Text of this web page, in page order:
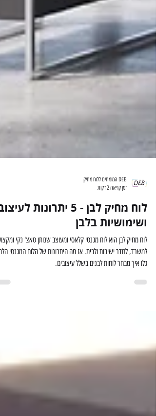
זמן קריאה 2 דקות
לוח מחיק לבן - 5 יתרונות
ושימושיות בלבן
למשרד, לחדר ישיבות ולבית. אז מה היתרונות של הלוח המגנטי
גלו איך מבחר לוחות לבנים בשלל עיצובים.